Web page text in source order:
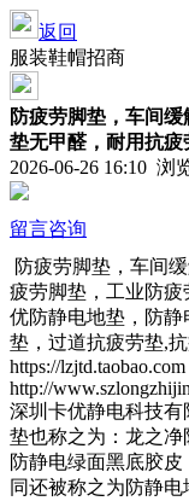
返回
服装鞋帽招商
防疲劳脚垫，车间
垫无甲醛，耐用抗
2026-06-26 16:10 浏
留言咨询
防疲劳脚垫，车间
疲劳脚垫，工业防
优防静电地垫，防
垫，过道抗疲劳垫,
https://
http://
深圳卡优静电科技
垫也称之为：龙之净
防静电绿面黑底胶皮
同还被称之为防静